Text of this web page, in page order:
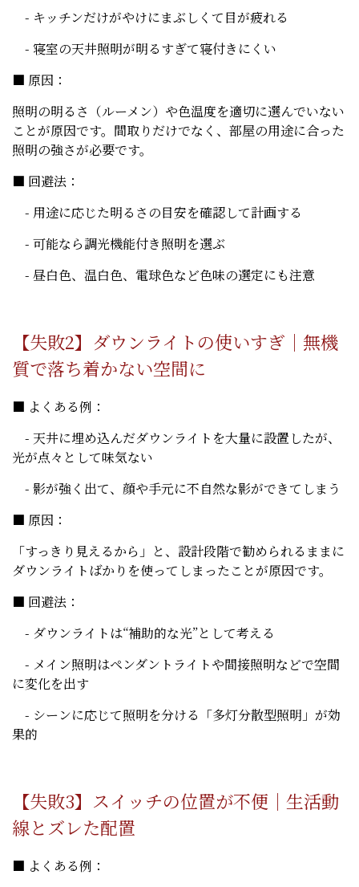
- キッチンだけがやけにまぶしくて目が疲れる
- 寝室の天井照明が明るすぎて寝付きにくい
■ 原因：
照明の明るさ（ルーメン）や色温度を適切に選んでいない
ことが原因です。間取りだけでなく、部屋の用途に合った
照明の強さが必要です。
■ 回避法：
- 用途に応じた明るさの目安を確認して計画する
- 可能なら調光機能付き照明を選ぶ
- 昼白色、温白色、電球色など色味の選定にも注意
【失敗2】ダウンライトの使いすぎ｜無機
質で落ち着かない空間に
■ よくある例：
- 天井に埋め込んだダウンライトを大量に設置したが、
光が点々として味気ない
- 影が強く出て、顔や手元に不自然な影ができてしまう
■ 原因：
「すっきり見えるから」と、設計段階で勧められるままに
ダウンライトばかりを使ってしまったことが原因です。
■ 回避法：
- ダウンライトは“補助的な光”として考える
- メイン照明はペンダントライトや間接照明などで空間
に変化を出す
- シーンに応じて照明を分ける「多灯分散型照明」が効
果的
【失敗3】スイッチの位置が不便｜生活動
線とズレた配置
■ よくある例：